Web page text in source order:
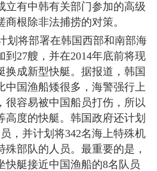
立有中韩有关部门参加的高级
根除非法捕捞的对策。
将部署在韩国西部和南部海
到27艘，并在2014年底前将现
换成新型快艇。据报道，韩国
中国渔船矮很多，海警强行上
很容易被中国船员打伤，所以
高度的快艇。韩国政府还计划
，并计划将342名海上特殊机
部队的人员。最重要的是，
快艇接近中国渔船的8名队员